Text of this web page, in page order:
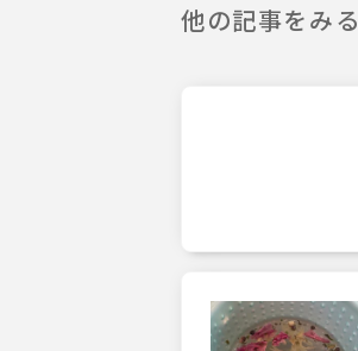
他の記事をみる